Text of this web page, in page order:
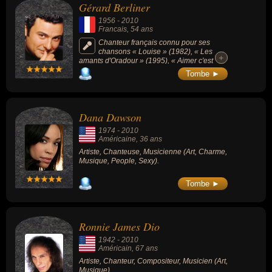
Gérard Berliner
1956 - 2010
Francais, 54 ans
Chanteur français connu pour ses
chansons « Louise » (1982), « Les
amants d'Oradour » (1995), « Aimer c'est
plus que vivre » (2006). Il est le demi-frère de
Bruno Berliner, gangster français des années
+
+
Tombe ►
Dana Dawson
1974 - 2010
Américaine , 36 ans
Artiste, Chanteuse, Musicienne (Art, Charme,
Musique, People, Sexy).
Tombe ►
Ronnie James Dio
1942 - 2010
Américain, 67 ans
Artiste, Chanteur, Compositeur, Musicien (Art,
Musique).